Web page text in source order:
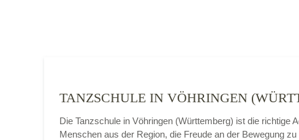
TANZSCHULE IN VÖHRINGEN
Die Tanzschule in Vöhringen (Württemberg) ist die richtige
Menschen aus der Region, die Freude an der Bewegung